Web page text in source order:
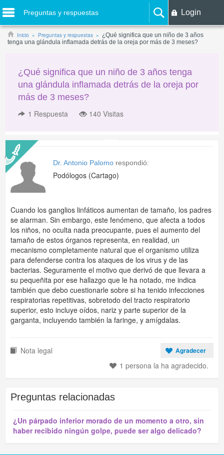
Preguntas y respuestas Login
Inicio Preguntas y respuestas
¿Qué significa que un niño de 3 años
tenga una glándula inflamada detrás de la oreja por más de 3 meses?
¿Qué significa que un niño de 3 años tenga
una glándula inflamada detrás de la oreja por
más de 3 meses?
1 Respuesta 140 Visitas
Dr. Antonio Palomo respondió:
Podólogos (Cartago)
Cuando los ganglios linfáticos aumentan de tamaño, los padres
se alarman. Sin embargo, este fenómeno, que afecta a todos
los niños, no oculta nada preocupante, pues el aumento del
tamaño de estos órganos representa, en realidad, un
mecanismo completamente natural que el organismo utiliza
para defenderse contra los ataques de los virus y de las
bacterias. Seguramente el motivo que derivó de que llevara a
su pequeñita por ese hallazgo que le ha notado, me indica
también que debo cuestionarle sobre si ha tenido infecciones
respiratorias repetitivas, sobretodo del tracto respiratorio
superior, esto incluye oídos, nariz y parte superior de la
garganta, incluyendo también la faringe, y amígdalas.
Nota legal Agradecer
1 persona la ha agradecido.
Preguntas relacionadas
¿Un párpado inferior morado de un momento a otro, sin
haber recibido ningún golpe, puede ser algo delicado?